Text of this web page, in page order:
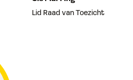
Lid Raad van Toezicht